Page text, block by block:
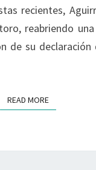
DE
LA
RENTA:
DE
EL
recientes,
reabriendo
de su
READ MOREREAD MORE